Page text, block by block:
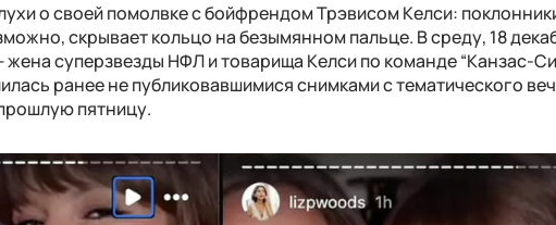
о своей помолвке с бойфрендом Трэвисом Келси:
скрывает кольцо на безымянном пальце. В среду, 18
суперзвезды НФЛ и товарища Келси по команде “Канзас-
ранее не публиковавшимися снимками с тематического
пятницу.